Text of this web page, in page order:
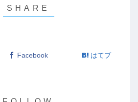
Facebook はてブ